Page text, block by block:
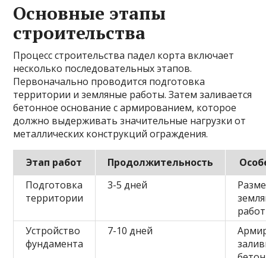
Основные этапы
строительства
Процесс строительства падел корта включает
несколько последовательных этапов.
Первоначально проводится подготовка
территории и земляные работы. Затем заливается
бетонное основание с армированием, которое
должно выдерживать значительные нагрузки от
металлических конструкций ограждения.
Этап работ Продолжительность
Подготовка
территории
3-5 дней
Устройство
фундамента
7-10 дней